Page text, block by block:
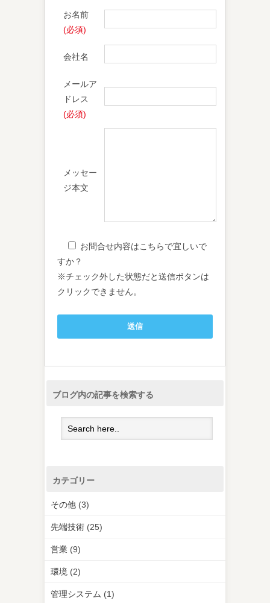
お名前
(必須)
会社名
メールア
ドレス
(必須)
メッセー
ジ本文
お問合せ内容はこちらで宜しいで
すか？
※チェック外した状態だと送信ボタンは
クリックできません。
ブログ内の記事を検索する
カテゴリー
その他 (3)
先端技術 (25)
営業 (9)
環境 (2)
管理システム (1)